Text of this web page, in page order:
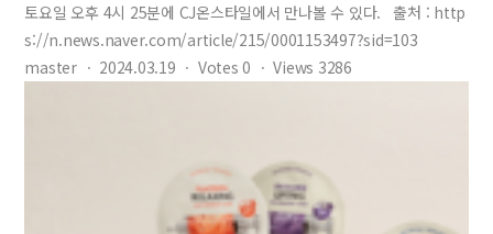
토요일 오후 4시 25분에 CJ온스타일에서 만나볼 수 있다. 출처 : http
s://n.news.naver.com/article/215/0001153497?sid=103
master ㆍ 2024.03.19 ㆍ Votes 0 ㆍ Views 3286